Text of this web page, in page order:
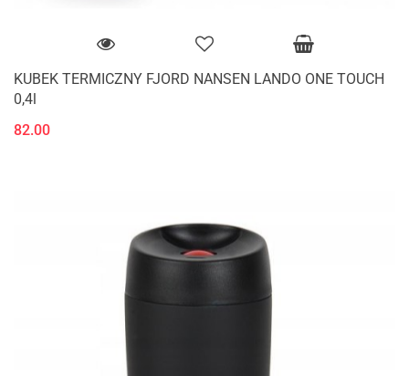
KUBEK TERMICZNY FJORD NANSEN LANDO ONE TOUCH
0,4l
82.00